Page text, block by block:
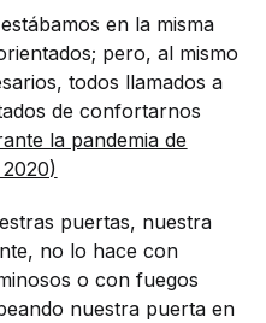
en la misma
pero, al mismo
todos llamados a
de confortarnos
la pandemia de
puertas, nuestra
no lo hace con
o con fuegos
nuestra puerta en